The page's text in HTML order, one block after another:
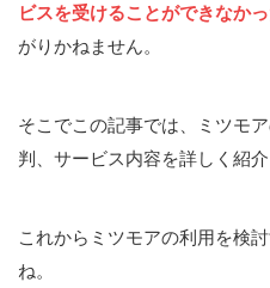
ビスを受けることができなか
がりかねません。
そこでこの記事では、ミツモ
判、サービス内容を詳しく紹介
これからミツモアの利用を検
ね。